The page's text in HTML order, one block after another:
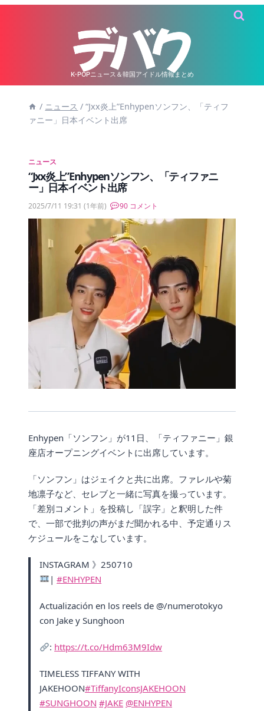
K-POPニュース＆韓国アイドル情報まとめ
/ ニュース / “Jxx炎上”Enhypenソンフン、「ティフ
ァニー」日本イベント出席
ニュース
“Jxx炎上”Enhypenソンフン、「ティファニ
ー」日本イベント出席
2025/7/11 19:31 (1年前) 90 コメント
Enhypen「ソンフン」が11日、「ティファニー」銀
座店オープニングイベントに出席しています。
「ソンフン」はジェイクと共に出席。ファレルや菊
地凛子など、セレブと一緒に写真を撮っています。
「差別コメント」を投稿し「誤字」と釈明した件
で、一部で批判の声がまだ聞かれる中、予定通りス
ケジュールをこなしています。
INSTAGRAM 》250710
|#ENHYPEN
Actualización en los reels de @/numerotokyo
con Jake y Sunghoon
: https://t.co/Hdm63M9Idw
TIMELESS TIFFANY WITH
JAKEHOON#TiffanyIconsJAKEHOON
#SUNGHOON #JAKE @ENHYPEN